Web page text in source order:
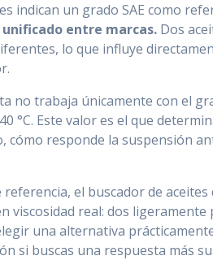
indican un grado SAE como
entre marcas. Dos
lo que influye
no trabaja únicamente con el
°C. Este valor es el que
responde la suspensión
referencia, el buscador de
viscosidad real: dos
una alternativa
si buscas una respuesta más